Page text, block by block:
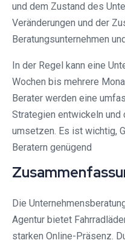
und dem Zustand des
Veränderungen und der
Beratungsunternehmen
In der Regel kann eine
Wochen bis mehrere
Berater werden eine
Strategien entwickeln
umsetzen. Es ist wichtig,
Beratern genügend
Die
Agentur bietet
starken Online-Präsenz.